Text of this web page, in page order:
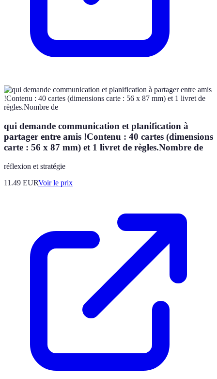
qui demande communication et planification à
partager entre amis !Contenu : 40 cartes (dimensions
carte : 56 x 87 mm) et 1 livret de règles.Nombre de
réflexion et stratégie
11.49 EURVoir le prix